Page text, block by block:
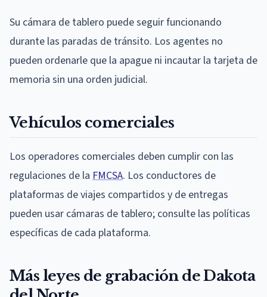
Su cámara de tablero puede seguir funcionando
durante las paradas de tránsito. Los agentes no
pueden ordenarle que la apague ni incautar la tarjeta de
memoria sin una orden judicial.
Vehículos comerciales
Los operadores comerciales deben cumplir con las
regulaciones de la FMCSA. Los conductores de
plataformas de viajes compartidos y de entregas
pueden usar cámaras de tablero; consulte las políticas
específicas de cada plataforma.
Más leyes de grabación de Dakota